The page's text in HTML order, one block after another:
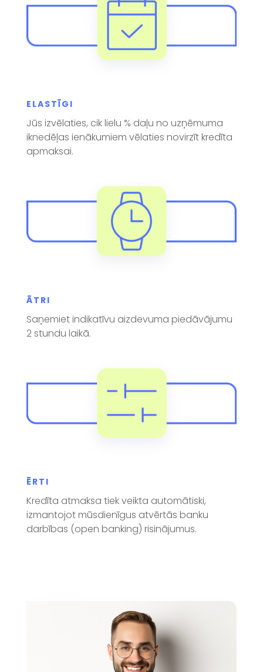
ELASTĪGI
Jūs izvēlaties, cik lielu % daļu no uzņēmuma
iknedēļas ienākumiem vēlaties novirzīt kredīta
apmaksai.
ĀTRI
Saņemiet indikatīvu aizdevuma piedāvājumu
2 stundu laikā.
ĒRTI
Kredīta atmaksa tiek veikta automātiski,
izmantojot mūsdienīgus atvērtās banku
darbības (open banking) risinājumus.